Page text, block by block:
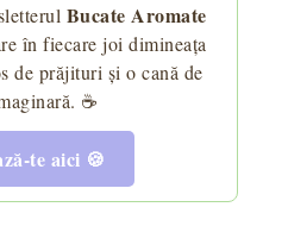
Bucate Aromate
în fiecare joi dimineața
de prăjituri și o cană de
☕
te aici 🍪